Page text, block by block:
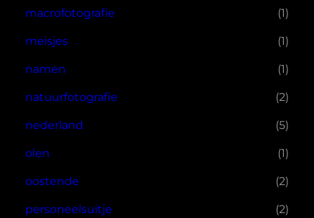
macrofotografie (1)
meisjes (1)
namen (1)
natuurfotografie (2)
nederland (5)
olen (1)
oostende (2)
personeelsuitje (2)